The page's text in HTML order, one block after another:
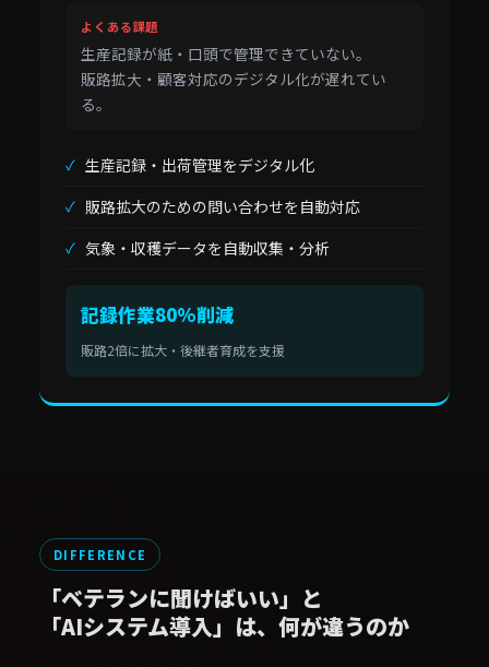
よくある課題
生産記録が紙・口頭で管理できていない。
販路拡大・顧客対応のデジタル化が遅れてい
る。
生産記録・出荷管理をデジタル化
販路拡大のための問い合わせを自動対応
気象・収穫データを自動収集・分析
記録作業80%削減
販路2倍に拡大・後継者育成を支援
DIFFERENCE
「ベテランに聞けばいい」と
「AIシステム導入」は、何が違うのか